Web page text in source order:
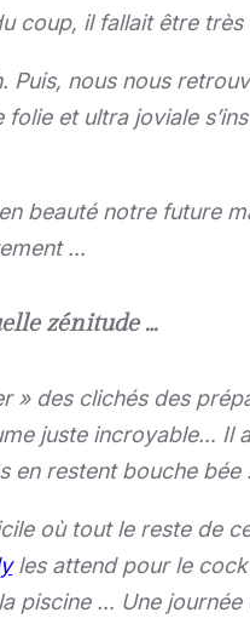
coup, il fallait être
nous nous
et ultra joviale
beauté notre future
…
zénitude …
» des clichés des
juste incroyable… Il
en restent bouche
où tout le reste de
les attend pour le
piscine … Une